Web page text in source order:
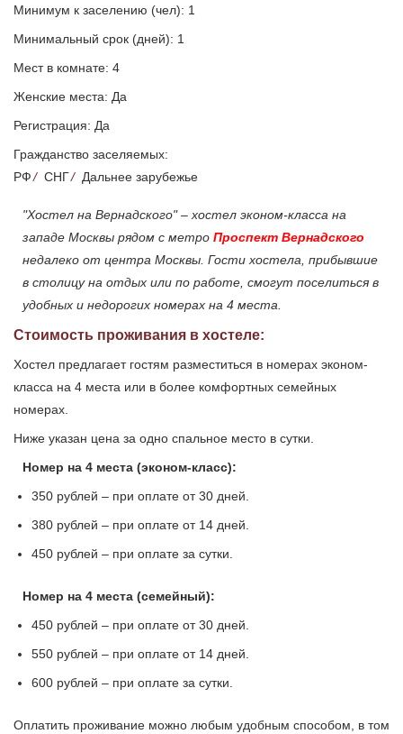
Минимум к заселению (чел): 1
Минимальный срок (дней): 1
Мест в комнате: 4
Женские места: Да
Регистрация: Да
Гражданство заселяемых:
РФ/ СНГ/ Дальнее зарубежье
"Хостел на Вернадского" – хостел эконом-класса на
западе Москвы рядом с метро Проспект Вернадского
недалеко от центра Москвы. Гости хостела, прибывшие
в столицу на отдых или по работе, смогут поселиться в
удобных и недорогих номерах на 4 места.
Стоимость проживания в хостеле:
Хостел предлагает гостям разместиться в номерах эконом-
класса на 4 места или в более комфортных семейных
номерах.
Ниже указан цена за одно спальное место в сутки.
Номер на 4 места (эконом-класс):
350 рублей – при оплате от 30 дней.
380 рублей – при оплате от 14 дней.
450 рублей – при оплате за сутки.
Номер на 4 места (семейный):
450 рублей – при оплате от 30 дней.
550 рублей – при оплате от 14 дней.
600 рублей – при оплате за сутки.
Оплатить проживание можно любым удобным способом, в том